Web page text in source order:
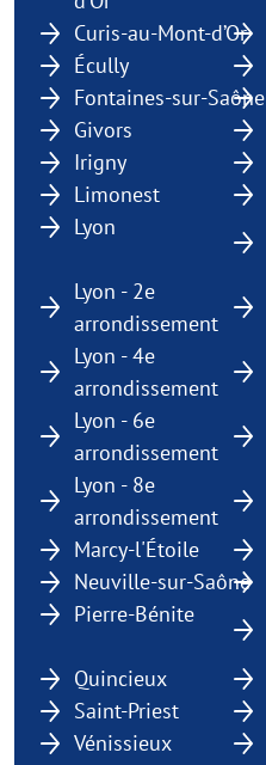
Curis-au-Mont-d’Or
Écully
Fontaines-sur-Saône
Givors
Irigny
Limonest
Lyon
Lyon - 2e
arrondissement
Lyon - 4e
arrondissement
Lyon - 6e
arrondissement
Lyon - 8e
arrondissement
Marcy-l'Étoile
Neuville-sur-Saône
Pierre-Bénite
Quincieux
Saint-Priest
Vénissieux